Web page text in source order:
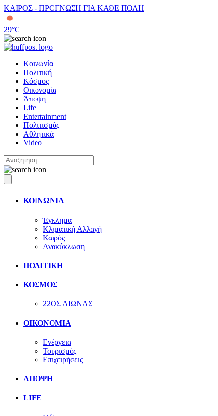
ΚΑΙΡΟΣ - ΠΡΟΓΝΩΣΗ ΓΙΑ ΚΑΘΕ ΠΟΛΗ
29°C
Κοινωνία
Πολιτική
Κόσμος
Οικονομία
Άποψη
Life
Entertainment
Πολιτισμός
Αθλητικά
Video
ΚΟΙΝΩΝΙΑ
Έγκλημα
Κλιματική Αλλαγή
Καιρός
Ανακύκλωση
ΠΟΛΙΤΙΚΗ
ΚΟΣΜΟΣ
22ΟΣ ΑΙΩΝΑΣ
ΟΙΚΟΝΟΜΙΑ
Ενέργεια
Τουρισμός
Επιχειρήσεις
ΑΠΟΨΗ
LIFE